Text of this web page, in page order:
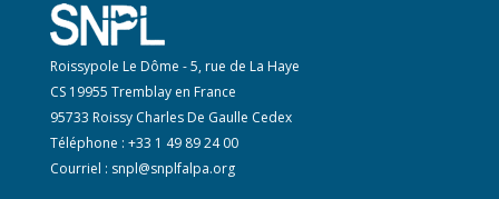
Roissypole Le Dôme - 5, rue de La Haye
CS 19955 Tremblay en France
95733 Roissy Charles De Gaulle Cedex
Téléphone : +33 1 49 89 24 00
Courriel : snpl@snplfalpa.org